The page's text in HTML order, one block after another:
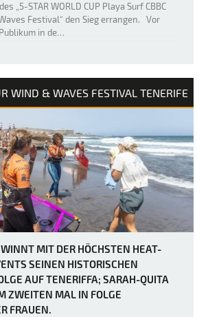
„5-STAR WORLD CUP Playa Surf CBBC
Festival“ den Sieg errangen. Vor
in de…
WIND & WAVES FESTIVAL TENERIFE
MIT DER HÖCHSTEN HEAT-
SEINEN HISTORISCHEN
AUF TENERIFFA; SARAH-QUITA
ZWEITEN MAL IN FOLGE
FRAUEN.